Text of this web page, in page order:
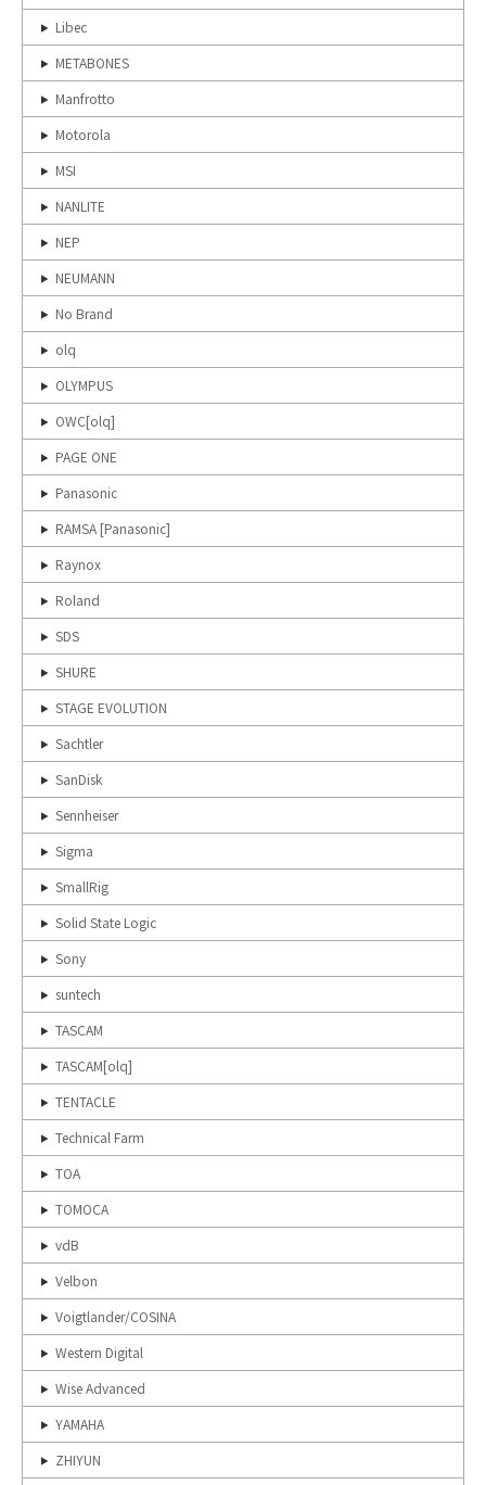
Libec
METABONES
Manfrotto
Motorola
MSI
NANLITE
NEP
NEUMANN
No Brand
olq
OLYMPUS
OWC[olq]
PAGE ONE
Panasonic
RAMSA [Panasonic]
Raynox
Roland
SDS
SHURE
STAGE EVOLUTION
Sachtler
SanDisk
Sennheiser
Sigma
SmallRig
Solid State Logic
Sony
suntech
TASCAM
TASCAM[olq]
TENTACLE
Technical Farm
TOA
TOMOCA
vdB
Velbon
Voigtlander/COSINA
Western Digital
Wise Advanced
YAMAHA
ZHIYUN